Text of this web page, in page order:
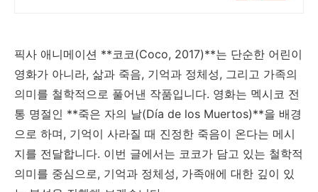
픽사 애니메이션 **코코(Coco, 2017)**는 단순한 어린이
영화가 아니라, 삶과 죽음, 기억과 정체성, 그리고 가족의
의미를 철학적으로 풀어낸 작품입니다. 영화는 멕시코 전
통 명절인 **죽은 자의 날(Día de los Muertos)**을 배경
으로 하며, 기억이 사라질 때 진정한 죽음이 온다는 메시
지를 전달합니다. 이번 글에서는 코코가 담고 있는 철학적
의미를 중심으로, 기억과 정체성, 가족애에 대한 깊이 있